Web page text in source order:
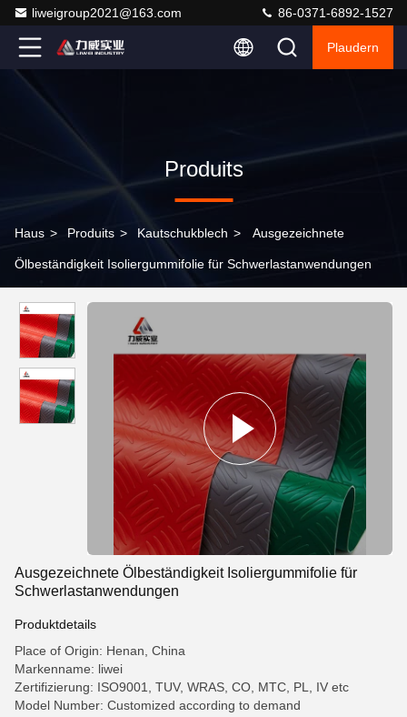
liweigroup2021@163.com 86-0371-6892-1527
Plaudern
Produits
Haus > Produits > Kautschukblech > Ausgezeichnete
Ölbeständigkeit Isoliergummifolie für Schwerlastanwendungen
Ausgezeichnete Ölbeständigkeit Isoliergummifolie für
Schwerlastanwendungen
Produktdetails
Place of Origin: Henan, China
Markenname: liwei
Zertifizierung: ISO9001, TUV, WRAS, CO, MTC, PL, IV etc
Model Number: Customized according to demand